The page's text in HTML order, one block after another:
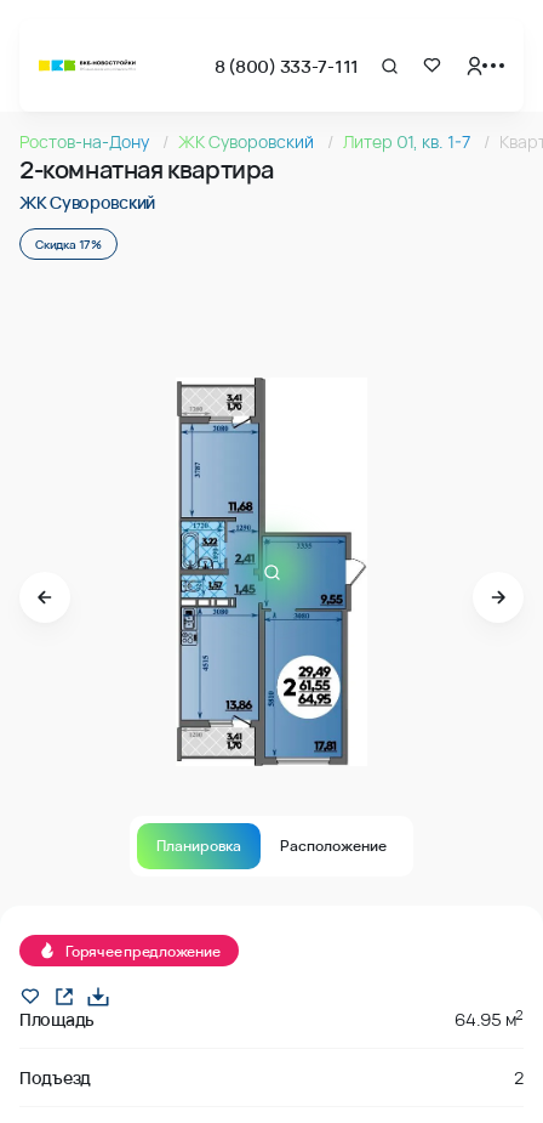
8 (800) 333-7-111
Квартира № 237 в ЖК Суворовский : подъезд 2, этаж 12,
2-комнатная квартира 64.95м2 в ЖК Суворовский,
2-комнатная квартира 64.95м2 в ЖК Суворовский,
Ростов-на-Дону ЖК Суворовский Литер 01, кв. 1-7
2-комнатная квартира
ЖК Суворовский
Скидка 17%
Планировка Расположение
Горячее предложение
Площадь 64.95 м2
Подъезд 2